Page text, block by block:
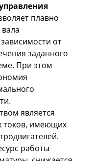
плавно
от
заданного
При этом
является
токов, имеющих
работы